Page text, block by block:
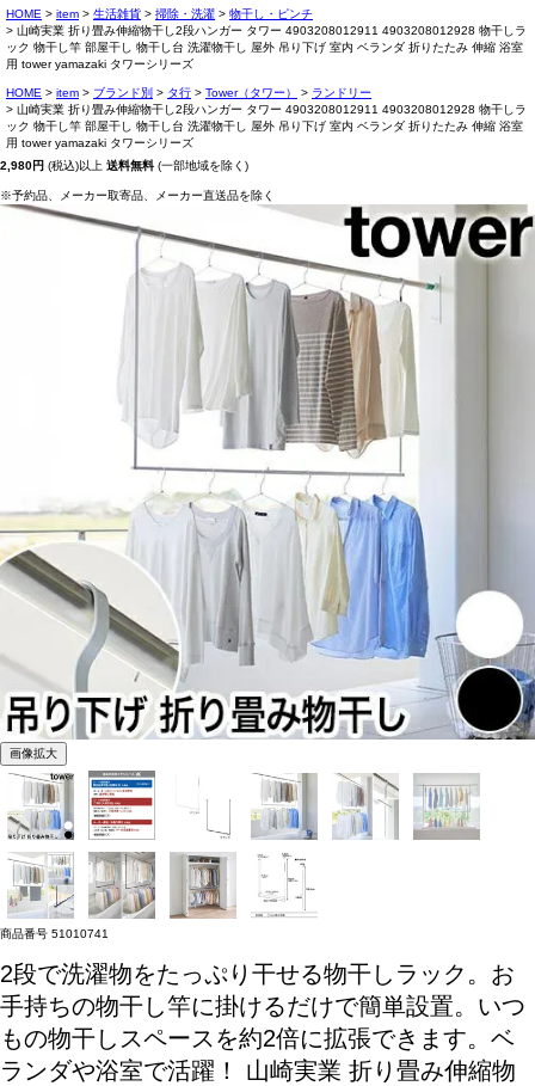
HOME item 生活雑貨 掃除・洗濯
物干し・ピンチ
山崎実業 折り畳み伸縮物干し2段ハンガー タワー 4903208012911 4903208012928 物干しラ
ック 物干し竿 部屋干し 物干し台 洗濯物干し 屋外 吊り下げ 室内 ベランダ 折りたたみ 伸縮 浴室
用 tower yamazaki タワーシリーズ
HOME item ブランド別 タ行 Tower（タワー）
ランドリー
山崎実業 折り畳み伸縮物干し2段ハンガー タワー 4903208012911 4903208012928 物干しラ
ック 物干し竿 部屋干し 物干し台 洗濯物干し 屋外 吊り下げ 室内 ベランダ 折りたたみ 伸縮 浴室
用 tower yamazaki タワーシリーズ
2,980円 (税込)以上 送料無料 (一部地域を除く)
※予約品、メーカー取寄品、メーカー直送品を除く
画像拡大
商品番号 51010741
2段で洗濯物をたっぷり干せる物干しラック。お
手持ちの物干し竿に掛けるだけで簡単設置。いつ
もの物干しスペースを約2倍に拡張できます。ベ
ランダや浴室で活躍！
山崎実業 折り畳み伸縮物